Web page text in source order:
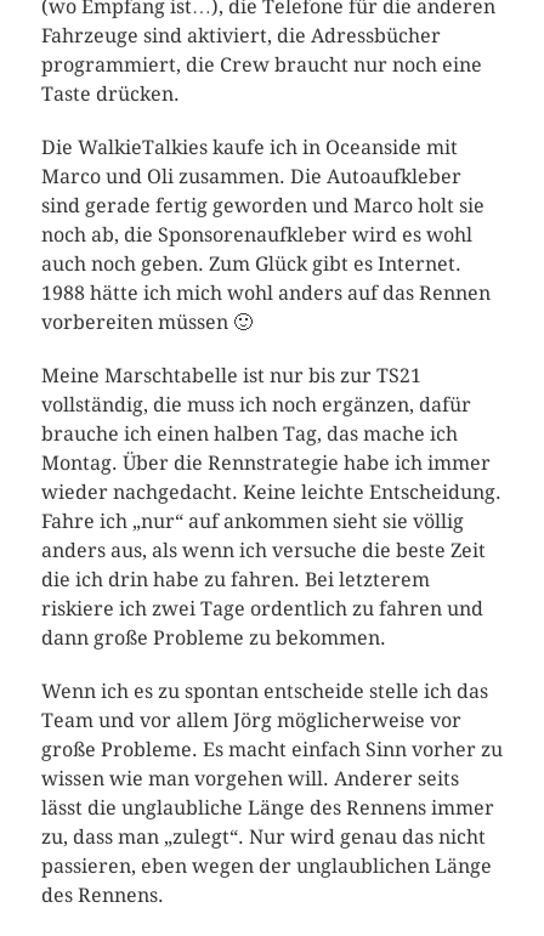
(wo Empfang ist…), die Telefone für die anderen
Fahrzeuge sind aktiviert, die Adressbücher
programmiert, die Crew braucht nur noch eine
Taste drücken.
Die WalkieTalkies kaufe ich in Oceanside mit
Marco und Oli zusammen. Die Autoaufkleber
sind gerade fertig geworden und Marco holt sie
noch ab, die Sponsorenaufkleber wird es wohl
auch noch geben. Zum Glück gibt es Internet.
1988 hätte ich mich wohl anders auf das Rennen
vorbereiten müssen 🙂
Meine Marschtabelle ist nur bis zur TS21
vollständig, die muss ich noch ergänzen, dafür
brauche ich einen halben Tag, das mache ich
Montag. Über die Rennstrategie habe ich immer
wieder nachgedacht. Keine leichte Entscheidung.
Fahre ich „nur“ auf ankommen sieht sie völlig
anders aus, als wenn ich versuche die beste Zeit
die ich drin habe zu fahren. Bei letzterem
riskiere ich zwei Tage ordentlich zu fahren und
dann große Probleme zu bekommen.
Wenn ich es zu spontan entscheide stelle ich das
Team und vor allem Jörg möglicherweise vor
große Probleme. Es macht einfach Sinn vorher zu
wissen wie man vorgehen will. Anderer seits
lässt die unglaubliche Länge des Rennens immer
zu, dass man „zulegt“. Nur wird genau das nicht
passieren, eben wegen der unglaublichen Länge
des Rennens.